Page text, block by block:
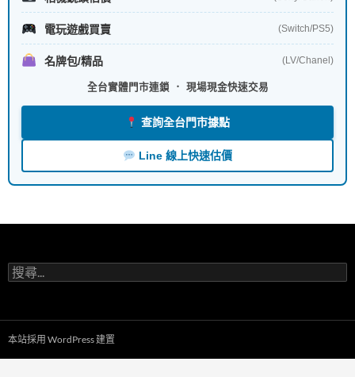
電玩遊戲買賣 (Switch/PS5)
名牌包/精品 (LV/Chanel)
全台實體門市連鎖 ． 現場現金快速交易
查詢全台門市據點
Line 線上快速估價
搜
尋
本站採用 WordPress 建置